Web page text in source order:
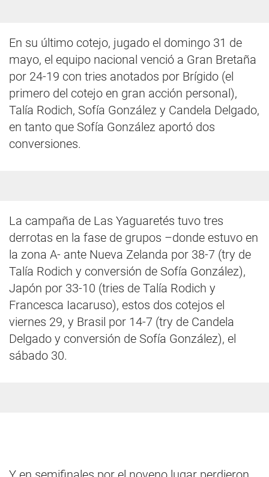
En su último cotejo, jugado el domingo 31 de
mayo, el equipo nacional venció a Gran Bretaña
por 24-19 con tries anotados por Brígido (el
primero del cotejo en gran acción personal),
Talía Rodich, Sofía González y Candela Delgado,
en tanto que Sofía González aportó dos
conversiones.
La campaña de Las Yaguaretés tuvo tres
derrotas en la fase de grupos –donde estuvo en
la zona A- ante Nueva Zelanda por 38-7 (try de
Talía Rodich y conversión de Sofía González),
Japón por 33-10 (tries de Talía Rodich y
Francesca Iacaruso), estos dos cotejos el
viernes 29, y Brasil por 14-7 (try de Candela
Delgado y conversión de Sofía González), el
sábado 30.